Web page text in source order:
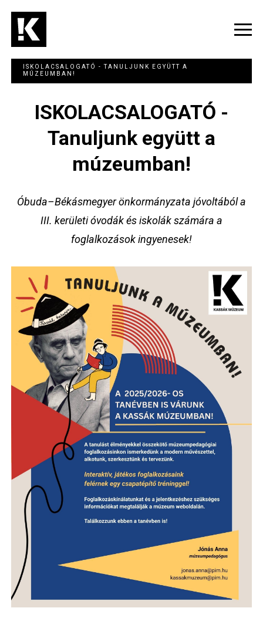
tartalomra
ISKOLACSALOGATÓ - TANULJUNK EGYÜTT A
MÚZEUMBAN!
ISKOLACSALOGATÓ -
Tanuljunk együtt a
múzeumban!
Óbuda–Békásmegyer önkormányzata jóvoltából a
III. kerületi óvodák és iskolák számára a
foglalkozások ingyenesek!